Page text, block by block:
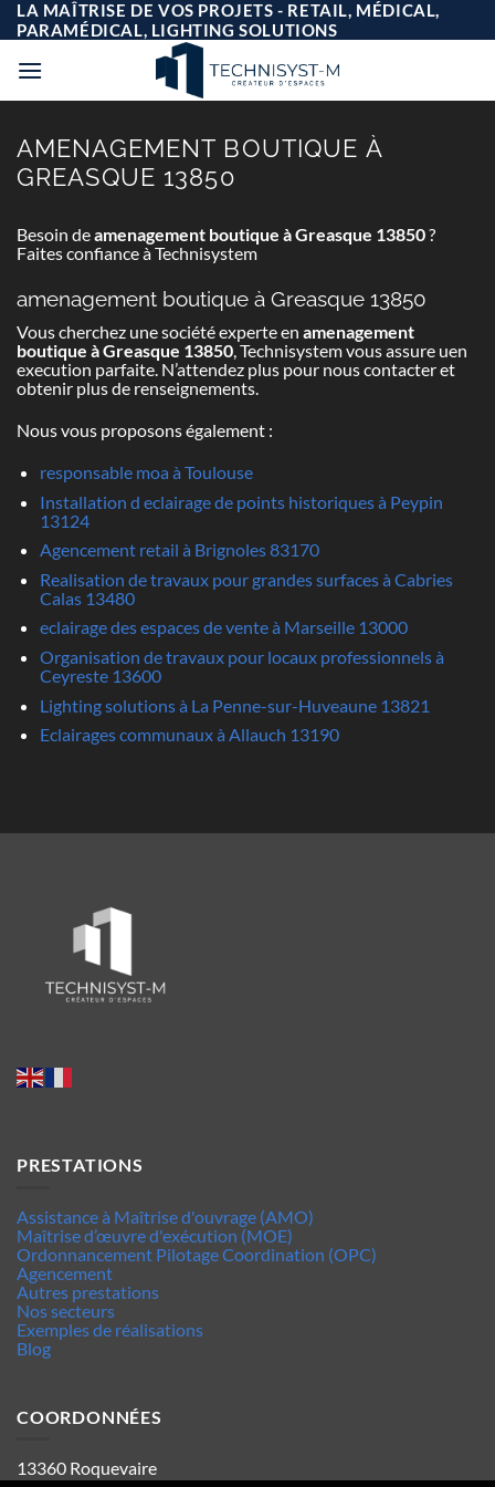
Passer
au
contenu
LA MAÎTRISE DE VOS PROJETS - RETAIL, MÉDICAL,
PARAMÉDICAL, LIGHTING SOLUTIONS
AMENAGEMENT BOUTIQUE À
GREASQUE 13850
Besoin deamenagement boutique à Greasque 13850?
Faites confiance à Technisystem
amenagement boutique à Greasque 13850
Vous cherchez une société experte en amenagement
boutique à Greasque 13850, Technisystem vous assure uen
execution parfaite. N’attendez plus pour nous contacter et
obtenir plus de renseignements.
Nous vous proposons également :
responsable moa à Toulouse
Installation d eclairage de points historiques à Peypin
13124
Agencement retail à Brignoles 83170
Realisation de travaux pour grandes surfaces à Cabries
Calas 13480
eclairage des espaces de vente à Marseille 13000
Organisation de travaux pour locaux professionnels à
Ceyreste 13600
Lighting solutions à La Penne-sur-Huveaune 13821
Eclairages communaux à Allauch 13190
PRESTATIONS
Assistance à Maîtrise d'ouvrage (AMO)
Maîtrise d’œuvre d'exécution (MOE)
Ordonnancement Pilotage Coordination (OPC)
Agencement
Autres prestations
Nos secteurs
Exemples de réalisations
Blog
COORDONNÉES
13360 Roquevaire